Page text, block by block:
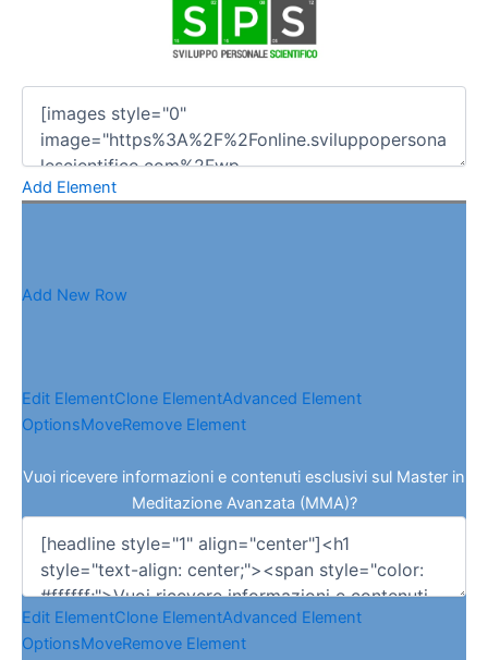
Add Element
Add New Row
Edit ElementClone ElementAdvanced Element
OptionsMoveRemove Element
Vuoi ricevere informazioni e contenuti esclusivi sul Master in
Meditazione Avanzata (MMA)?
Edit ElementClone ElementAdvanced Element
OptionsMoveRemove Element